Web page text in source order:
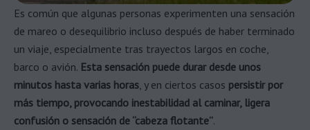
Es común que algunas personas experimenten una sensación
de mareo o desequilibrio incluso después de haber terminado
un viaje, especialmente tras trayectos largos en coche,
barco o avión. Esta sensación puede durar desde unos
minutos hasta varias horas, y en ciertos casos persistir por
más tiempo, provocando inestabilidad al caminar, ligera
confusión o sensación de “cabeza flotante”.